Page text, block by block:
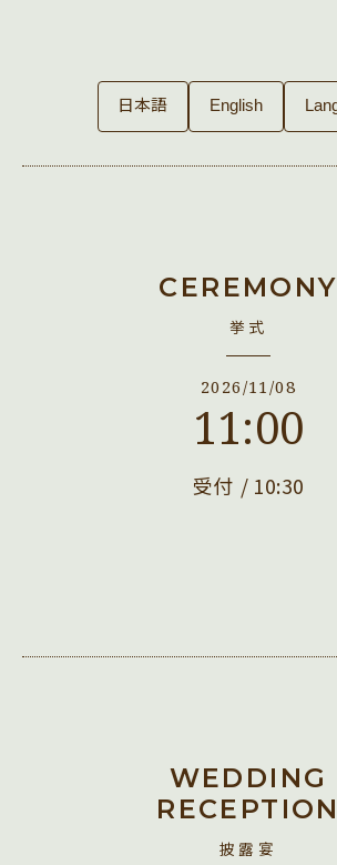
日本語 English
CEREMONY
挙式
2026/11/08
11:00
受付 10:30
WEDDING
RECEPTION
披露宴